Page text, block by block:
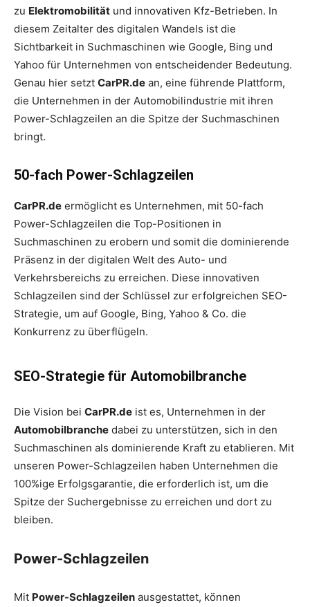
zu Elektromobilität und innovativen Kfz-Betrieben. In
diesem Zeitalter des digitalen Wandels ist die
Sichtbarkeit in Suchmaschinen wie Google, Bing und
Yahoo für Unternehmen von entscheidender Bedeutung.
Genau hier setzt CarPR.de an, eine führende Plattform,
die Unternehmen in der Automobilindustrie mit ihren
Power-Schlagzeilen an die Spitze der Suchmaschinen
bringt.
50-fach Power-Schlagzeilen
CarPR.de ermöglicht es Unternehmen, mit 50-fach
Power-Schlagzeilen die Top-Positionen in
Suchmaschinen zu erobern und somit die dominierende
Präsenz in der digitalen Welt des Auto- und
Verkehrsbereichs zu erreichen. Diese innovativen
Schlagzeilen sind der Schlüssel zur erfolgreichen SEO-
Strategie, um auf Google, Bing, Yahoo & Co. die
Konkurrenz zu überflügeln.
SEO-Strategie für Automobilbranche
Die Vision bei CarPR.de ist es, Unternehmen in der
Automobilbranche dabei zu unterstützen, sich in den
Suchmaschinen als dominierende Kraft zu etablieren. Mit
unseren Power-Schlagzeilen haben Unternehmen die
100%ige Erfolgsgarantie, die erforderlich ist, um die
Spitze der Suchergebnisse zu erreichen und dort zu
bleiben.
Power-Schlagzeilen
Mit Power-Schlagzeilen ausgestattet, können